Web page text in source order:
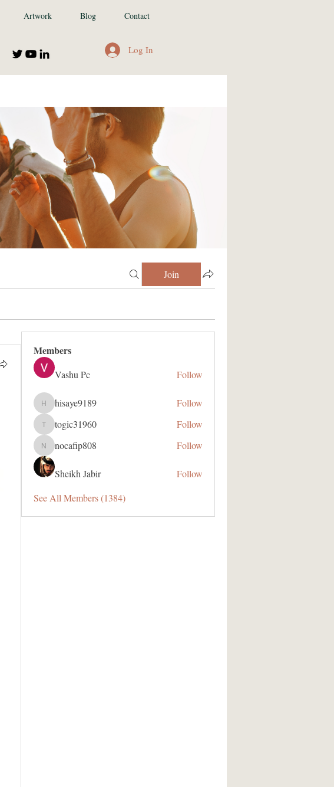
Artwork Blog Contact
Log In
Join
Members
Vashu Pc Follow
hisaye9189
hisaye9189 Follow
togic31960
togic31960 Follow
nocafip808
nocafip808 Follow
Sheikh Jabir
Follow
See All Members (1384)